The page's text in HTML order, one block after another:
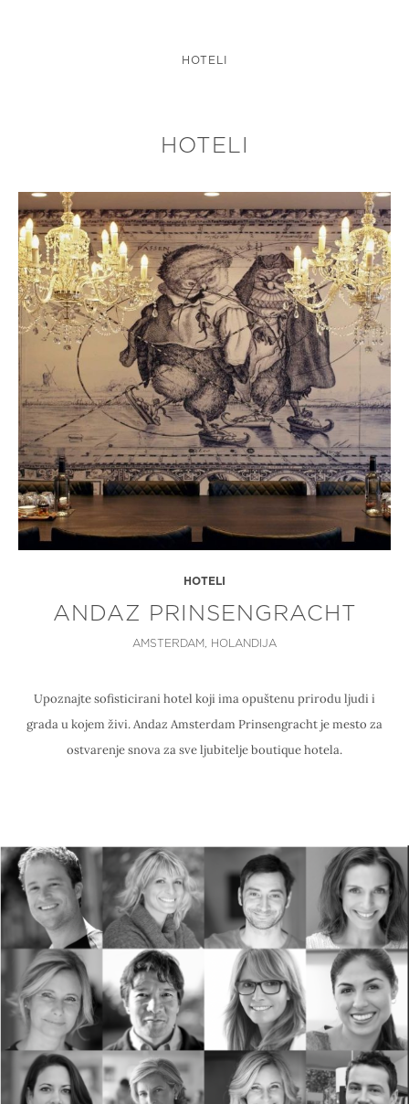
HOTELI
HOTELI
HOTELI
ANDAZ PRINSENGRACHT
AMSTERDAM, HOLANDIJA
Upoznajte sofisticirani hotel koji ima opuštenu prirodu ljudi i
grada u kojem živi. Andaz Amsterdam Prinsengracht je mesto za
ostvarenje snova za sve ljubitelje boutique hotela.